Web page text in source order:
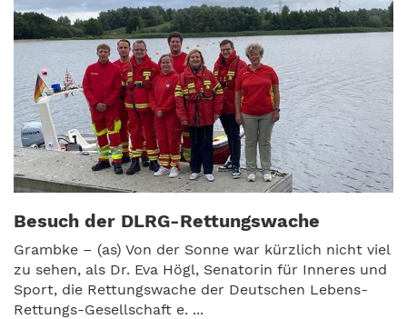
Besuch der DLRG-Rettungswache
Grambke – (as) Von der Sonne war kürzlich nicht viel
zu sehen, als Dr. Eva Högl, Senatorin für Inneres und
Sport, die Rettungswache der Deutschen Lebens-
Rettungs-Gesellschaft e. ...